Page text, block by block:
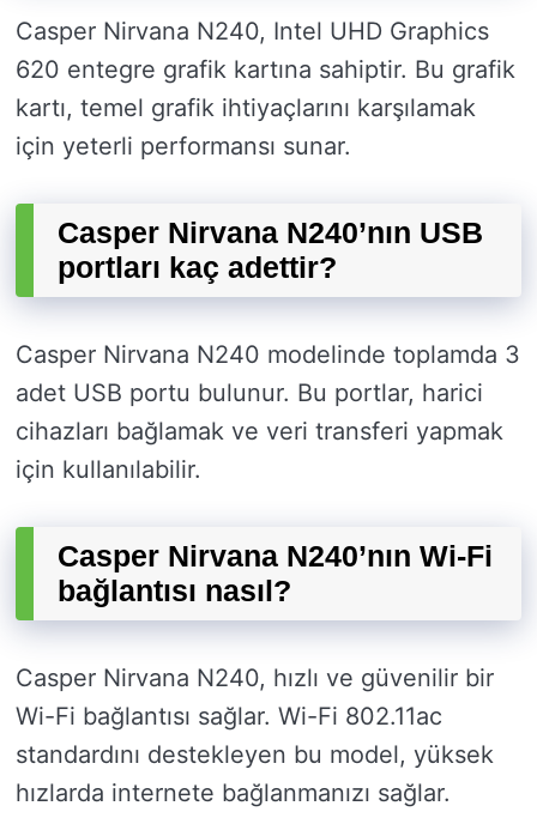
Casper Nirvana N240, Intel UHD Graphics
620 entegre grafik kartına sahiptir. Bu grafik
kartı, temel grafik ihtiyaçlarını karşılamak
için yeterli performansı sunar.
Casper Nirvana N240’nın USB
portları kaç adettir?
Casper Nirvana N240 modelinde toplamda 3
adet USB portu bulunur. Bu portlar, harici
cihazları bağlamak ve veri transferi yapmak
için kullanılabilir.
Casper Nirvana N240’nın Wi-Fi
bağlantısı nasıl?
Casper Nirvana N240, hızlı ve güvenilir bir
Wi-Fi bağlantısı sağlar. Wi-Fi 802.11ac
standardını destekleyen bu model, yüksek
hızlarda internete bağlanmanızı sağlar.